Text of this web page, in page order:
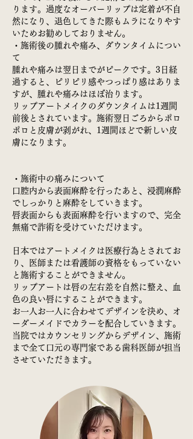
ります。過度なオーバーリップは定着が不自
然になり、退色してきた際もムラになりやす
いためお勧めしておりません。
・施術後の腫れや痛み、ダウンタイムについ
て
腫れや痛みは翌日までがピークです。3日経
過すると、ピリピリ感やつっぱり感はありま
すが、腫れや痛みはほぼ治ります。
リップアートメイクのダウンタイムは1週間
前後とされています。施術翌日ごろからポロ
ポロと皮膚が剥がれ、1週間ほどで新しい皮
膚になります。
・施術中の痛みについて
口腔内から表面麻酔を行ったあと、浸潤麻酔
でしっかりと麻酔をしていきます。
唇表面からも表面麻酔を行いますので、完全
無痛で詐術を受けていただけます。
日本ではアートメイクは医療行為とされてお
り、医師または看護師の資格をもっていない
と施術することができません。
リップアートは唇の左右差を自然に整え、血
色の良い唇にすることができます。
お一人お一人に合わせてデザインを決め、オ
ーダーメイドでカラーを配合していきます。
当院ではカウンセリングからデザイン、施術
まで全て口元の専門家である歯科医師が担当
させていただきます。